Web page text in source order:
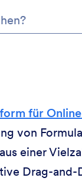
für
von
einer
Drag-